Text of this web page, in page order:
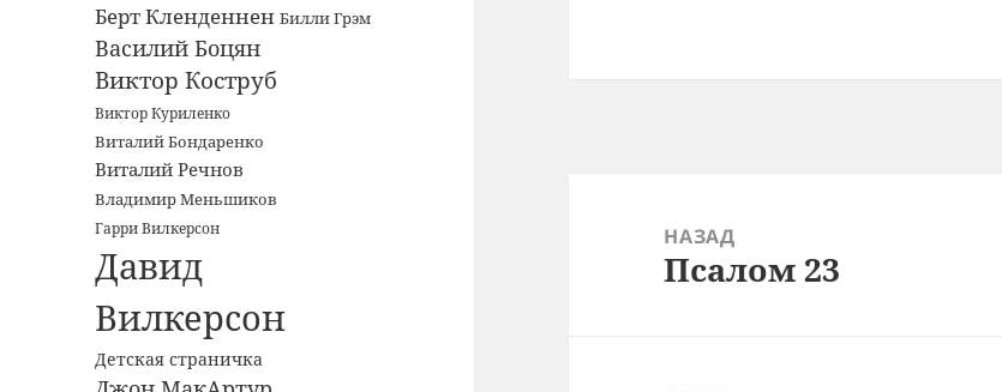
Берт Кленденнен Билли Грэм
Василий Боцян
Виктор Коструб
Виктор Куриленко
Виталий Бондаренко
Виталий Речнов
Владимир Меньшиков
Гарри Вилкерсон
Давид
Вилкерсон
Детская страничка
записям
НАЗАД
Предыдущая
Псалом 23